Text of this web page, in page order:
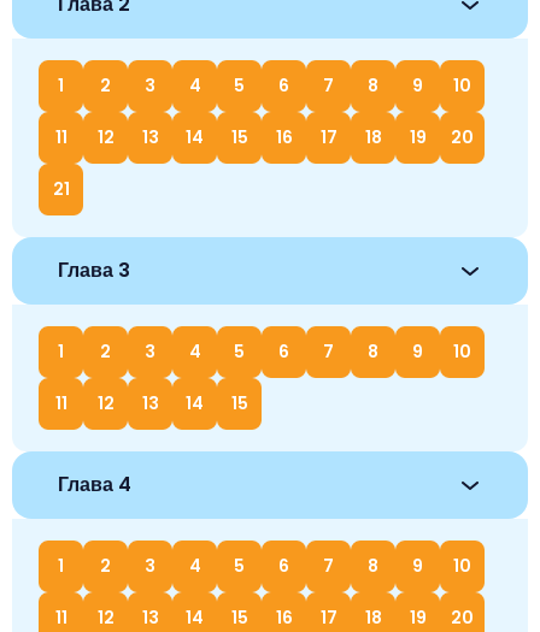
1 2 3 4 5 6 7 8 9 10
11 12 13 14 15 16 17 18 19 20
21
Глава 3
1 2 3 4 5 6 7 8 9 10
11 12 13 14 15
Глава 4
1 2 3 4 5 6 7 8 9 10
11 12 13 14 15 16 17 18 19 20